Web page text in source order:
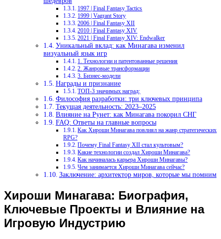
1997 | Final Fantasy Tactics
1999 | Vagrant Story
2006 | Final Fantasy XII
2010 | Final Fantasy XIV
2021 | Final Fantasy XIV: Endwalker
Уникальный вклад: как Минагава изменил
визуальный язык игр
1. Технологии и патентованные решения
2. Жанровые трансформации
3. Бизнес-модели
Награды и признание
ТОП-3 значимых наград:
Философия разработки: три ключевых принципа
Текущая деятельность: 2023–2025
Влияние на Рунет: как Минагава покорил СНГ
FAQ: Ответы на главные вопросы
Как Хироши Минагава повлиял на жанр стратегических
RPG?
Почему Final Fantasy XII стал культовым?
Какие технологии создал Хироши Минагава?
Как начиналась карьера Хироши Минагавы?
Чем занимается Хироши Минагава сейчас?
Заключение: архитектор миров, которые мы помним
Хироши Минагава: Биография,
Ключевые Проекты и Влияние на
Игровую Индустрию